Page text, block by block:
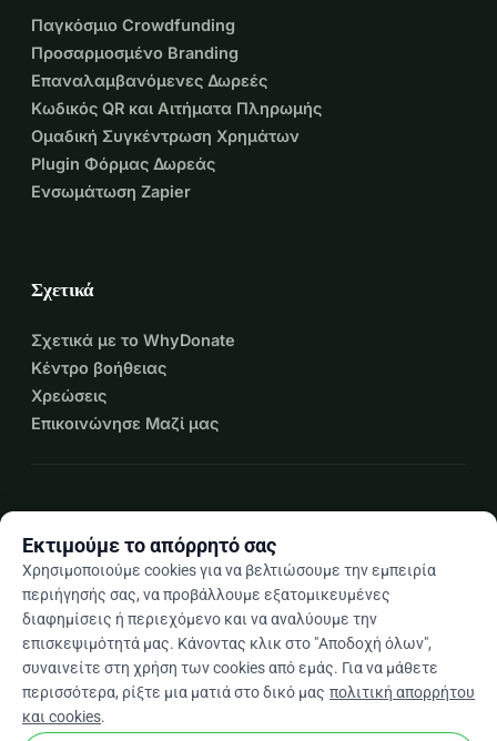
Παγκόσμιο Crowdfunding
Προσαρμοσμένο Branding
Επαναλαμβανόμενες Δωρεές
Κωδικός QR και Αιτήματα Πληρωμής
Ομαδική Συγκέντρωση Χρημάτων
Plugin Φόρμας Δωρεάς
Ενσωμάτωση Zapier
Σχετικά
Σχετικά με το WhyDonate
Κέντρο βοήθειας
Χρεώσεις
Επικοινώνησε Μαζί μας
Elarrow_drop_down
★★★★★4,9 / 5 βάσει 500+ κριτικών
Εκτιμούμε το απόρρητό σας
Χρησιμοποιούμε cookies για να βελτιώσουμε την εμπειρία
περιήγησής σας, να προβάλλουμε εξατομικευμένες
διαφημίσεις ή περιεχόμενο και να αναλύουμε την
επισκεψιμότητά μας. Κάνοντας κλικ στο "Αποδοχή όλων",
συναινείτε στη χρήση των cookies από εμάς. Για να μάθετε
περισσότερα, ρίξτε μια ματιά στο δικό μας πολιτική απορρήτου
και cookies.